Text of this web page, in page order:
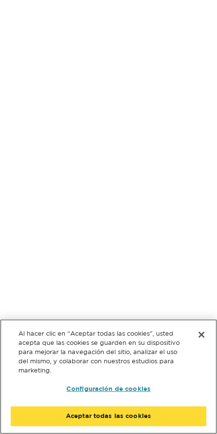
Al hacer clic en “Aceptar todas las cookies”, usted
acepta que las cookies se guarden en su dispositivo
para mejorar la navegación del sitio, analizar el uso
del mismo, y colaborar con nuestros estudios para
marketing.
Configuración de cookies
Aceptar todas las cookies